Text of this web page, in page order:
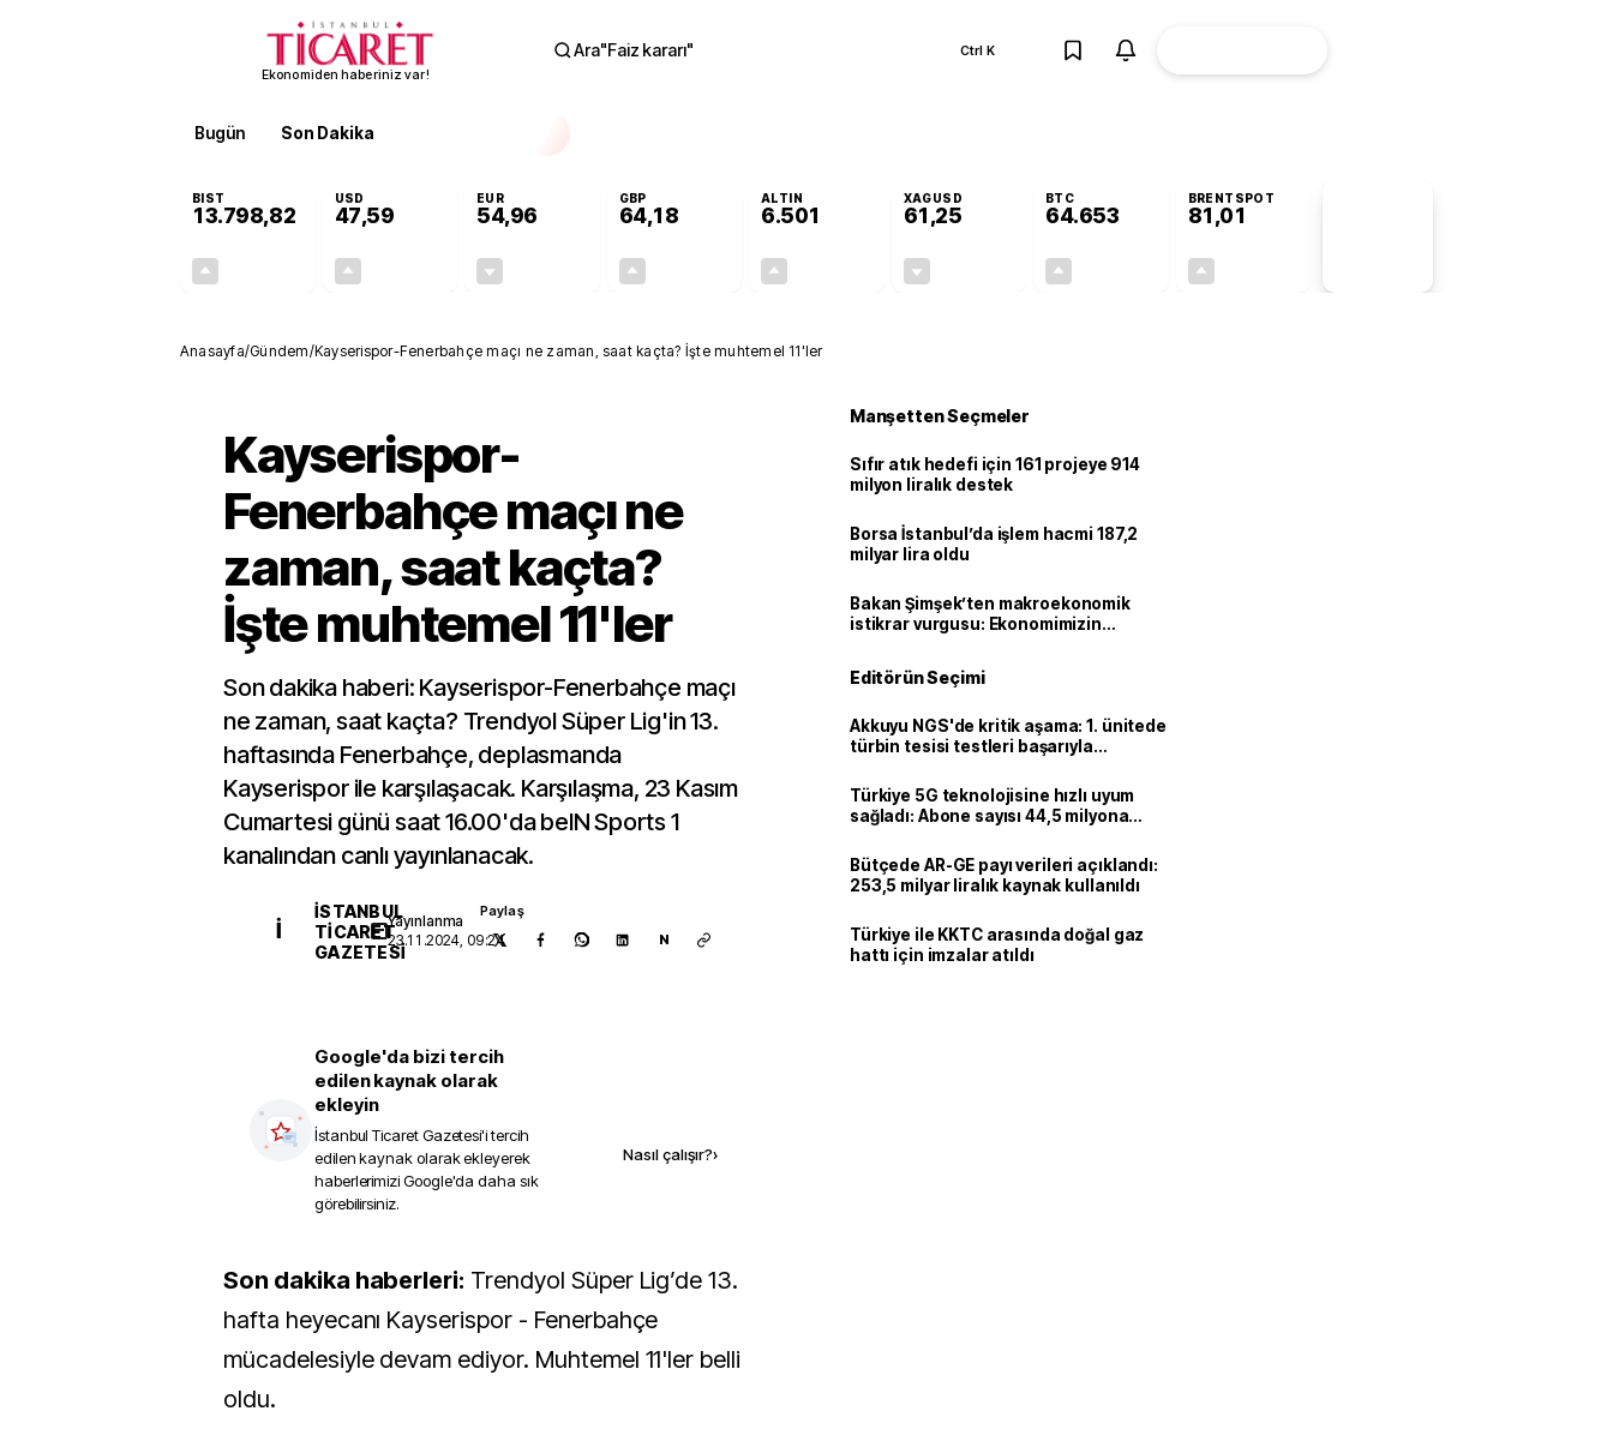
Ekonomiden haberiniz var!
Ara"Faiz kararı" Ctrl K
Bugün Son Dakika
BIST
13.798,82
USD
47,59
EUR
54,96
GBP
64,18
ALTIN
6.501
XAGUSD
61,25
BTC
64.653
BRENTSPOT
81,01
Anasayfa/Gündem/Kayserispor-Fenerbahçe maçı ne zaman, saat kaçta? İşte muhtemel 11'ler
Kayserispor-
Fenerbahçe maçı ne
zaman, saat kaçta?
İşte muhtemel 11'ler
Son dakika haberi: Kayserispor-Fenerbahçe maçı
ne zaman, saat kaçta? Trendyol Süper Lig'in 13.
haftasında Fenerbahçe, deplasmanda
Kayserispor ile karşılaşacak. Karşılaşma, 23 Kasım
Cumartesi günü saat 16.00'da beIN Sports 1
kanalından canlı yayınlanacak.
İ
İSTANBUL
TICARET
GAZETESI
Yayınlanma
23.11.2024, 09:24
Paylaş
N
Google'da bizi tercih
edilen kaynak olarak
ekleyin
İstanbul Ticaret Gazetesi'i tercih
edilen kaynak olarak ekleyerek
haberlerimizi Google'da daha sık
görebilirsiniz.
Nasıl çalışır?›
Son dakika haberleri: Trendyol Süper Lig’de 13.
hafta heyecanı Kayserispor - Fenerbahçe
mücadelesiyle devam ediyor. Muhtemel 11'ler belli
oldu.
Manşetten Seçmeler
Sıfır atık hedefi için 161 projeye 914
milyon liralık destek
Borsa İstanbul’da işlem hacmi 187,2
milyar lira oldu
Bakan Şimşek’ten makroekonomik
istikrar vurgusu: Ekonomimizin
Editörün Seçimi
Akkuyu NGS'de kritik aşama: 1. ünitede
türbin tesisi testleri başarıyla
Türkiye 5G teknolojisine hızlı uyum
sağladı: Abone sayısı 44,5 milyona
Bütçede AR-GE payı verileri açıklandı:
253,5 milyar liralık kaynak kullanıldı
Türkiye ile KKTC arasında doğal gaz
hattı için imzalar atıldı